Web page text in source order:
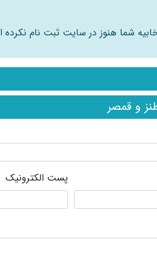
شما هنوز در سایت ثبت نام
و قمصر
پست الکترونیک